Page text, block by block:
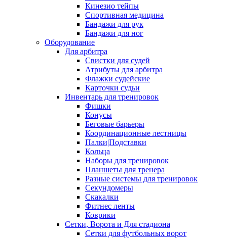
Кинезио тейпы
Спортивная медицина
Бандажи для рук
Бандажи для ног
Оборудование
Для арбитра
Свистки для судей
Атрибуты для арбитра
Флажки судейские
Карточки судьи
Инвентарь для тренировок
Фишки
Конусы
Беговые барьеры
Координационные лестницы
Палки|Подставки
Кольца
Наборы для тренировок
Планшеты для тренера
Разные системы для тренировок
Секундомеры
Скакалки
Фитнес ленты
Коврики
Сетки, Ворота и Для стадиона
Сетки для футбольных ворот